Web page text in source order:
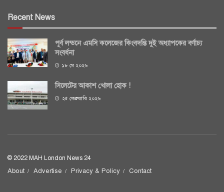
Recent News
পূর্ব লন্ডনে এমসি কলেজের কিংবদন্তি দুই অধ্যাপকের বর্ণাঢ্য
সংবর্ধনা
১৮ মে ২০২৬
সিলেটের আকাশ খোলা হোক !
২৫ ফেব্রুয়ারি ২০২৬
© 2022 MAH London News 24
About Advertise Privacy & Policy Contact